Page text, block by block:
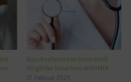
Bauchschmerzen beim Kind:
Mögliche Ursachen und Hilfe
17. Februar 2025